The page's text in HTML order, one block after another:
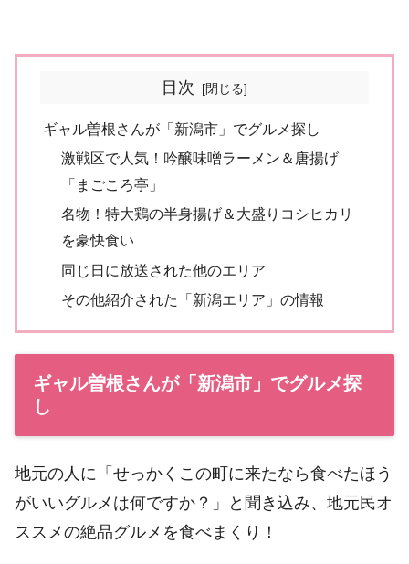
目次
ギャル曽根さんが「新潟市」でグルメ探し
激戦区で人気！吟醸味噌ラーメン＆唐揚げ
「まごころ亭」
名物！特大鶏の半身揚げ＆大盛りコシヒカリ
を豪快食い
同じ日に放送された他のエリア
その他紹介された「新潟エリア」の情報
ギャル曽根さんが「新潟市」でグルメ探
し
地元の人に「せっかくこの町に来たなら食べたほう
がいいグルメは何ですか？」と聞き込み、地元民オ
ススメの絶品グルメを食べまくり！